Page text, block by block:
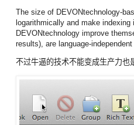
The size of DEVONtechnology-
logarithmically and make
DEVONtechnology improve
results), are language-
不过牛逼的技术不能变成生产力也